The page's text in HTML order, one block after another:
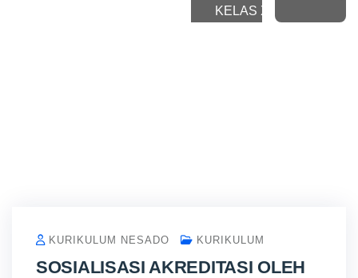
KELAS XII
KURIKULUM NESADO KURIKULUM
SOSIALISASI AKREDITASI OLEH